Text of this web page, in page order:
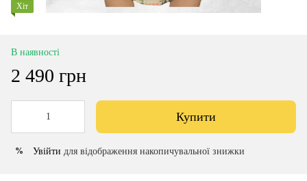
Хіт
В наявності
2 490 грн
Купити
% Увійти для відображення накопичувальної знижки